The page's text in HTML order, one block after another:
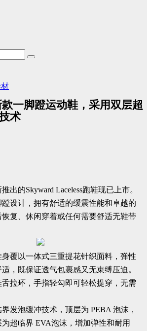
一脚蹬运动鞋，采用双层超
术
出的Skyward Laceless跑鞋现已上市。
设计，拥有舒适的缓震性能和卓越的
复、休闲穿着或任何需要舒适无鞋带
覆以一体式三重提花针织面料 ，弹性
适 ，既保证透气包裹感又无束缚压迫。
拉环，手指轻勾即可轻松提穿，无需
发泡缓冲技术，顶层为 PEBA 泡沫，
超临界 EVA泡沫，增加弹性和耐用